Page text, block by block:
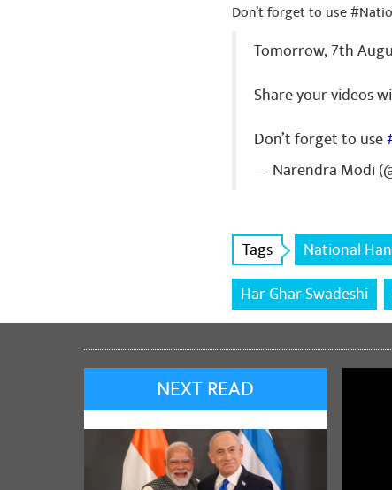
🙏🆔❤️
Don’t forget to use
Tomorrow, 7th
Share your videos
Don’t forget to use
— Narendra Modi
Tags National
Har Ghar Swadeshi
NEXT READ